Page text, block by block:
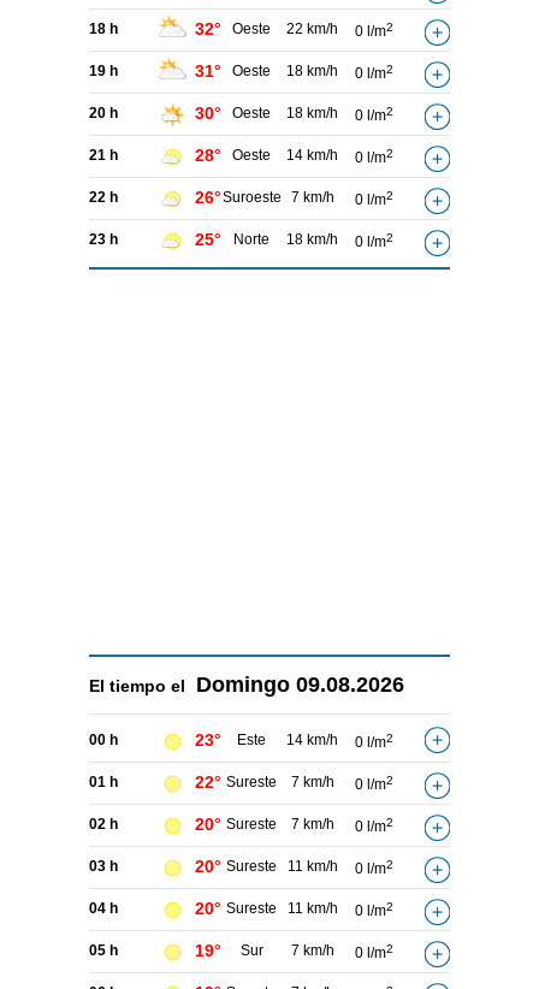
18 h 32° Oeste 22 km/h 0 l/m2
19 h 31° Oeste 18 km/h 0 l/m2
20 h 30° Oeste 18 km/h 0 l/m2
21 h 28° Oeste 14 km/h 0 l/m2
22 h 26°Suroeste 7 km/h 0 l/m2
23 h 25° Norte 18 km/h 0 l/m2
El tiempo el Domingo 09.08.2026
00 h 23° Este 14 km/h 0 l/m2
01 h 22° Sureste 7 km/h 0 l/m2
02 h 20° Sureste 7 km/h 0 l/m2
03 h 20° Sureste 11 km/h 0 l/m2
04 h 20° Sureste 11 km/h 0 l/m2
05 h 19° Sur 7 km/h 0 l/m2